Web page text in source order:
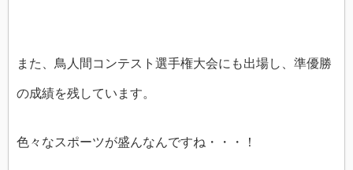
また、鳥人間コンテスト選手権大会にも出場し、準優勝
の成績を残しています。
色々なスポーツが盛んなんですね・・・！